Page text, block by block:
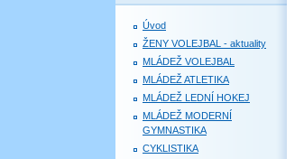
Úvod
ŽENY VOLEJBAL - aktuality
MLÁDEŽ VOLEJBAL
MLÁDEŽ ATLETIKA
MLÁDEŽ LEDNÍ HOKEJ
MLÁDEŽ MODERNÍ
GYMNASTIKA
CYKLISTIKA